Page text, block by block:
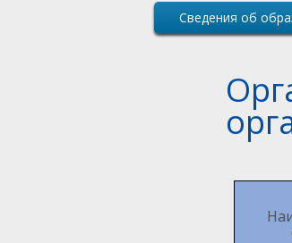
Основная
навигация
Сведения об